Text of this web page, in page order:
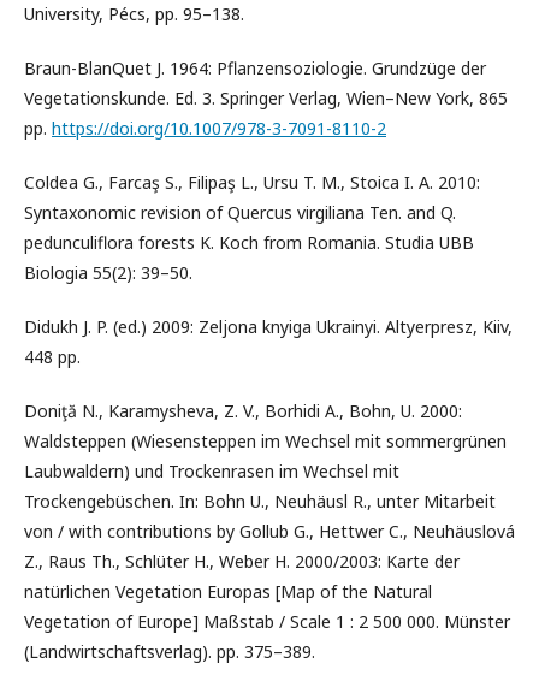
University, Pécs, pp. 95–138.
Braun-BlanQuet J. 1964: Pflanzensoziologie. Grundzüge der
Vegetationskunde. Ed. 3. Springer Verlag, Wien–New York, 865
pp. https://doi.org/10.1007/978-3-7091-8110-2
Coldea G., Farcaş S., Filipaş L., Ursu T. M., Stoica I. A. 2010:
Syntaxonomic revision of Quercus virgiliana Ten. and Q.
pedunculiflora forests K. Koch from Romania. Studia UBB
Biologia 55(2): 39–50.
Didukh J. P. (ed.) 2009: Zeljona knyiga Ukrainyi. Altyerpresz, Kiiv,
448 pp.
Doniţă N., Karamysheva, Z. V., Borhidi A., Bohn, U. 2000:
Waldsteppen (Wiesensteppen im Wechsel mit sommergrünen
Laubwaldern) und Trockenrasen im Wechsel mit
Trockengebüschen. In: Bohn U., Neuhäusl R., unter Mitarbeit
von / with contributions by Gollub G., Hettwer C., Neuhäuslová
Z., Raus Th., Schlüter H., Weber H. 2000/2003: Karte der
natürlichen Vegetation Europas [Map of the Natural
Vegetation of Europe] Maßstab / Scale 1 : 2 500 000. Münster
(Landwirtschaftsverlag). pp. 375–389.